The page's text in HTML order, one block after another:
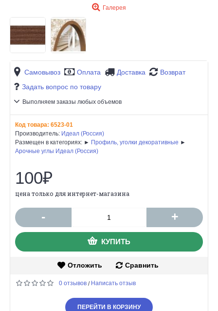
Галерея
Самовывоз Оплата Доставка
Возврат
Задать вопрос по товару
Выполняем заказы любых объемов
Код товара: 6523-01
Производитель: Идеал (Россия)
Размещен в категориях: ► Профиль, уголки декоративные ►
Арочные углы Идеал (Россия)
100₽
цена только для интернет-магазина
- +
КУПИТЬ
Отложить Сравнить
0 отзывов / Написать отзыв
ПЕРЕЙТИ В КОРЗИНУ